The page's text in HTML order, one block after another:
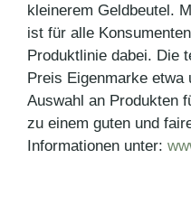
kleinerem Geldbeutel.
ist für alle
Produktlinie dabei. Die
Preis Eigenmarke
Auswahl an Produkten
zu einem guten und
Informationen unter: